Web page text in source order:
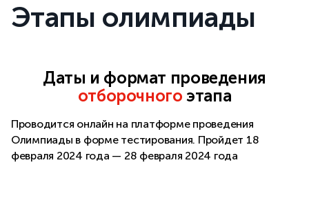
Этапы олимпиады
Даты и формат проведения
отборочного этапа
Проводится онлайн на платформе проведения
Олимпиады в форме тестирования. Пройдет 18
февраля 2024 года — 28 февраля 2024 года